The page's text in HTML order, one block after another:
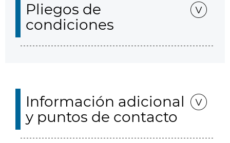
Pliegos de
condiciones
Información adicional
y puntos de contacto